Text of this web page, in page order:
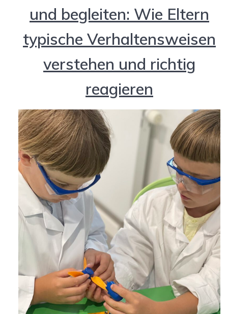
und begleiten: Wie Eltern
typische Verhaltensweisen
verstehen und richtig
reagieren